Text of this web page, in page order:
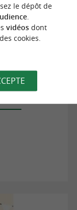
villageois, talos
le dépôt de
.
vidéosdont
cookies.